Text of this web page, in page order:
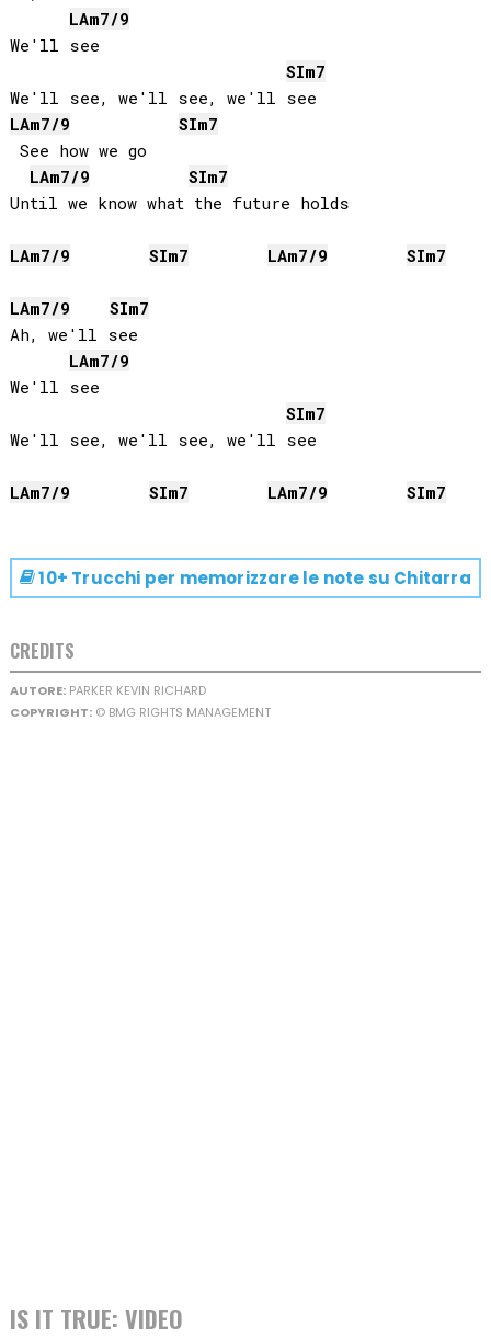
LAm7/9
We'll see
SIm7
LAm7/9 SIm7
See how we go
LAm7/9 SIm7
Until we know what the future holds
LAm7/9 SIm7 LAm7/9 SIm7
LAm7/9 SIm7
Ah, we'll see
LAm7/9
We'll see
SIm7
We'll see, we'll see, we'll see
LAm7/9 SIm7 LAm7/9 SIm7
10+ Trucchi per memorizzare le note su Chitarra
CREDITS
AUTORE:PARKER KEVIN RICHARD
COPYRIGHT:© BMG RIGHTS MANAGEMENT
IS IT TRUE: VIDEO